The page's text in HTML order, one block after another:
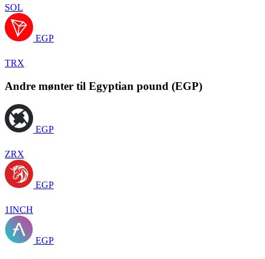
SOL
EGP
TRX
Andre mønter til Egyptian pound (EGP)
EGP
ZRX
EGP
1INCH
EGP